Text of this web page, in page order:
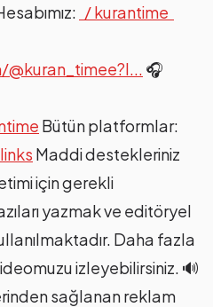
/ kurantime
🎧
Bütün platformlar:
Maddi destekleriniz
için gerekli
yazmak ve editöryel
Daha fazla
izleyebilirsiniz. 🔊
sağlanan reklam